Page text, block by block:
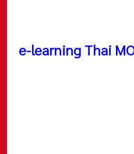
e-learning Thai